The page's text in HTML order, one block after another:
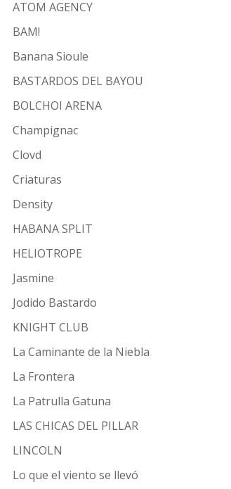
ATOM AGENCY
BAM!
Banana Sioule
BASTARDOS DEL BAYOU
BOLCHOI ARENA
Champignac
Clovd
Criaturas
Density
HABANA SPLIT
HELIOTROPE
Jasmine
Jodido Bastardo
KNIGHT CLUB
La Caminante de la Niebla
La Frontera
La Patrulla Gatuna
LAS CHICAS DEL PILLAR
LINCOLN
Lo que el viento se llevó